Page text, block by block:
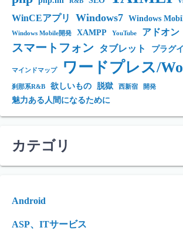
WinCEアプリ Windows7 Windows
Windows Mobile開発 XAMPP YouTube アドオン
スマートフォン タブレット プラグ
マインドマップ ワードプレス/
刹那系R&B 欲しいもの 脱獄 西新宿 開発
魅力ある人間になるために
カテゴリ
Android
ASP、ITサービス